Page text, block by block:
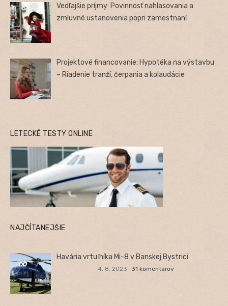
Vedľajšie príjmy: Povinnosť nahlasovania a
zmluvné ustanovenia popri zamestnaní
Projektové financovanie: Hypotéka na výstavbu
– Riadenie tranží, čerpania a kolaudácie
LETECKÉ TESTY ONLINE
NAJČÍTANEJŠIE
Havária vrtuľníka Mi-8 v Banskej Bystrici
4. 8. 2023 31 komentárov